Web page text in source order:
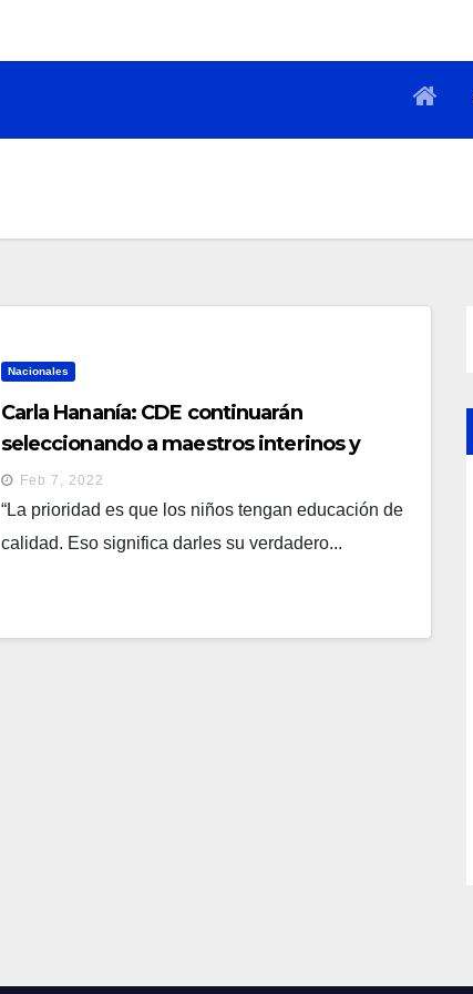
Nacionales
Carla Hananía: CDE continuarán
seleccionando a maestros interinos y
Educación evaluará sus capacidades
Feb 7, 2022
“La prioridad es que los niños tengan educación de
calidad. Eso significa darles su verdadero...